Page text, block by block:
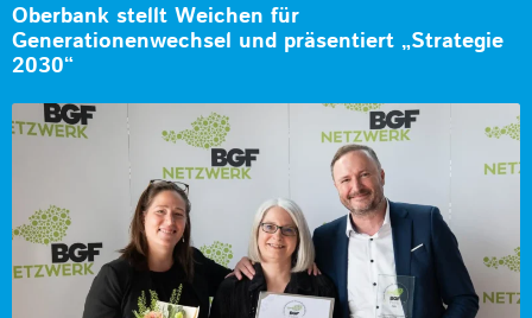
Oberbank stellt Weichen für
Generationenwechsel und präsentiert „Strategie
2030“